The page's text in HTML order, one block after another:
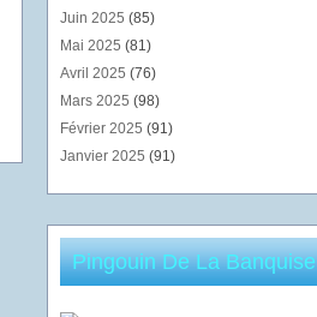
Juin 2025 (85)
Mai 2025 (81)
Avril 2025 (76)
Mars 2025 (98)
Février 2025 (91)
Janvier 2025 (91)
Pingouin De La Banquise